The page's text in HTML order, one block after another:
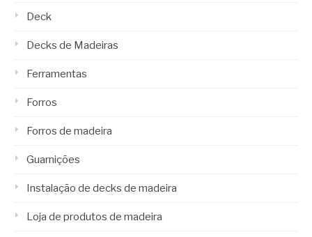
Deck
Decks de Madeiras
Ferramentas
Forros
Forros de madeira
Guarnições
Instalação de decks de madeira
Loja de produtos de madeira